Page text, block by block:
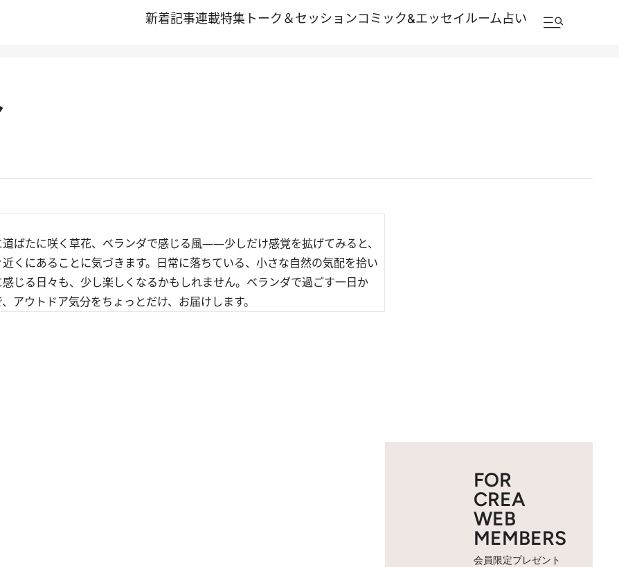
新着記事連載特集 トーク＆セッションコミック&エッセイルーム占い
ばたに咲く草花、ベランダで感じる風――少しだけ感覚を拡げてみると、
くにあることに気づきます。日常に落ちている、小さな自然の気配を拾い
じる日々も、少し楽しくなるかもしれません。ベランダで過ごす一日か
アウトドア気分をちょっとだけ、お届けします。
FOR
CREA
WEB
MEMBERS
会員限定プレゼント